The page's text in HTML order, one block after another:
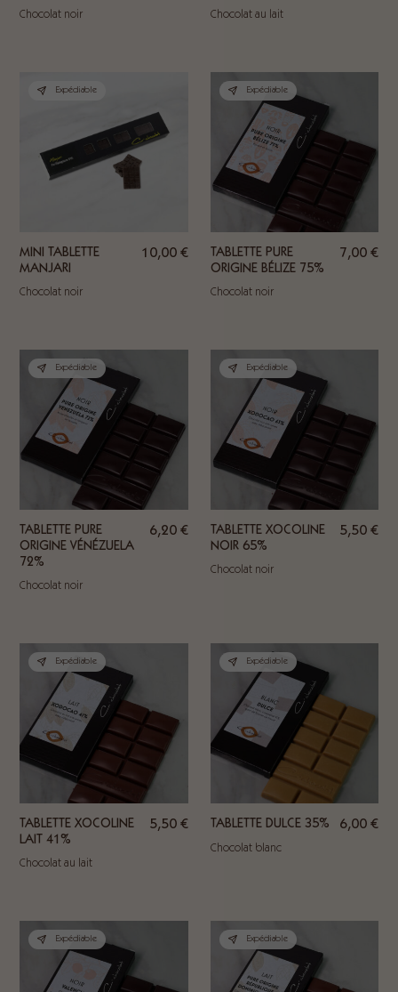
Chocolat noir Chocolat au lait
Expédiable
MINI TABLETTE
MANJARI
10,00 €
Chocolat noir
Expédiable
TABLETTE PURE
ORIGINE BÉLIZE 75%
7,00 €
Chocolat noir
Expédiable
TABLETTE PURE
ORIGINE VÉNÉZUELA
72%
6,20 €
Chocolat noir
Expédiable
TABLETTE XOCOLINE
NOIR 65%
5,50 €
Chocolat noir
Expédiable
TABLETTE XOCOLINE
LAIT 41%
5,50 €
Chocolat au lait
Expédiable
TABLETTE DULCE 35% 6,00 €
Chocolat blanc
Expédiable Expédiable